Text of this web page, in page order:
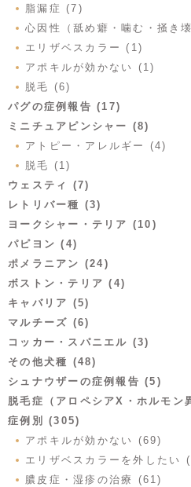
脂漏症 (7)
心因性（舐め癖・噛む・掻き
エリザベスカラー (1)
アポキルが効かない (1)
脱毛 (6)
パグの症例報告 (17)
ミニチュアピンシャー (8)
アトピー・アレルギー (4)
脱毛 (1)
ウェスティ (7)
レトリバー種 (3)
ヨークシャー・テリア (10)
パピヨン (4)
ポメラニアン (24)
ボストン・テリア (4)
キャバリア (5)
マルチーズ (6)
コッカー・スパニエル (3)
その他犬種 (48)
シュナウザーの症例報告 (5)
脱毛症（アロペシアX・ホルモン
症例別 (305)
アポキルが効かない (69)
エリザベスカラーを外したい
膿皮症・湿疹の治療 (61)